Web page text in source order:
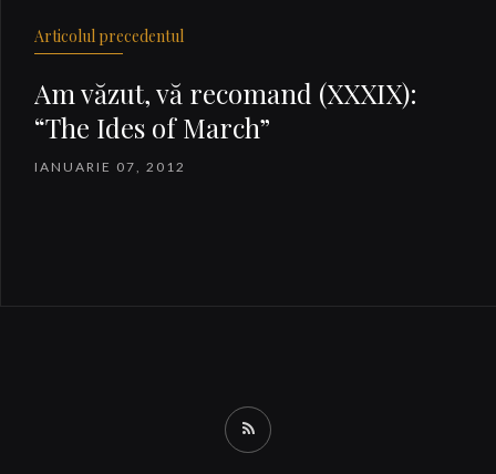
Articolul precedentul
Am văzut, vă recomand (XXXIX):
“The Ides of March”
IANUARIE 07, 2012
RSS